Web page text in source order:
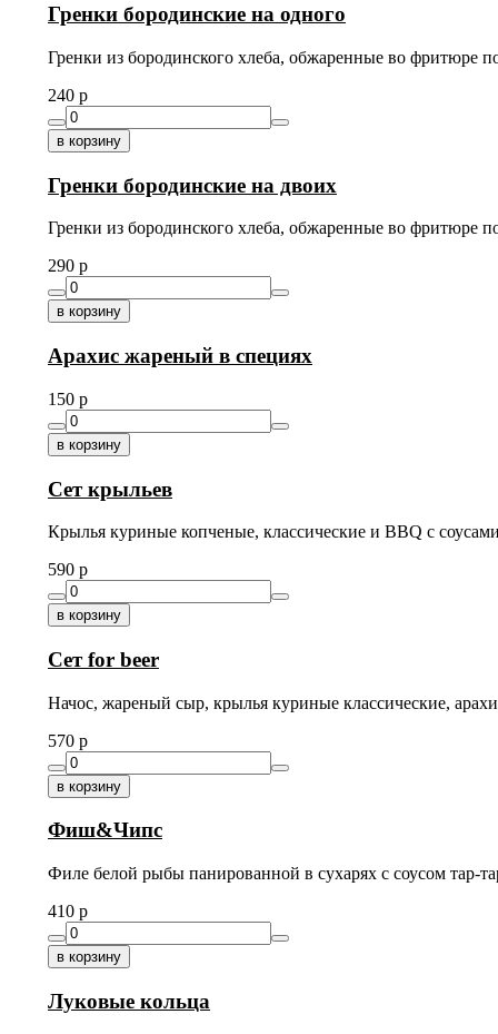
Гренки бородинские на одного
Гренки из бородинского хлеба, обжаренные во фритюре
240 p
в корзину
Гренки бородинские на двоих
Гренки из бородинского хлеба, обжаренные во фритюре
290 p
в корзину
Арахис жареный в специях
150 p
в корзину
Сет крыльев
Крылья куриные копченые, классические и BBQ с
590 p
в корзину
Сет for beer
Начос, жареный сыр, крылья куриные классические,
570 p
в корзину
Фиш&Чипс
Филе белой рыбы панированной в сухарях с соусом тар-
410 p
в корзину
Луковые кольца